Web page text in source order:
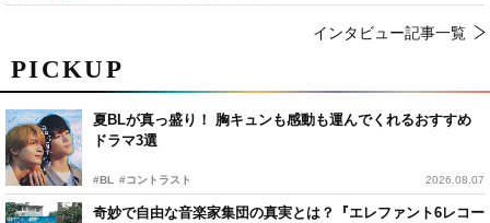
PICKUP
夏BLが真っ盛り！ 胸キュンも感動も運んでくれるおすすめ
ドラマ3選
#BL #コントラスト 2026.08.07
奇妙で自由な音楽家集団の真実とは？『エレファント6レコー
インタビュー記事一覧